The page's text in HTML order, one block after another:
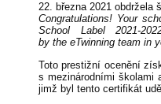
22. března 2021 obdržela
Congratulations! Your
School Label 2021-
by the eTwinning team in
Toto prestižní ocenění
s mezinárodními školami
jimž byl tento certifikát